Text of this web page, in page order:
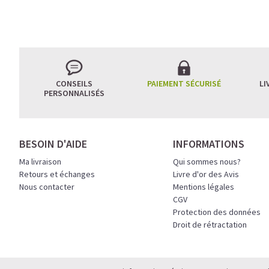
L’ÉQUILIBRE
Un café riche avec
allié parfait après
Pour ceux qui veulent
Découvrir leLatte
🍯 CAFÉ FRAPPÉ AU
CONSEILS
PERSONNALISÉS
PAIEMENT SÉCURISÉ
BESOIN D'AIDE
Ma livraison
Retours et échanges
Nous contacter
INFORMATIONS
Qui sommes nous?
Livre d'or des Avis
Mentions légales
CGV
Protection des données
Droit de rétractation